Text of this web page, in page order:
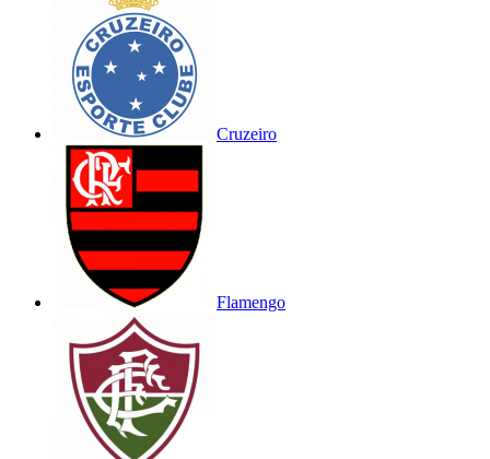
Cruzeiro
Flamengo